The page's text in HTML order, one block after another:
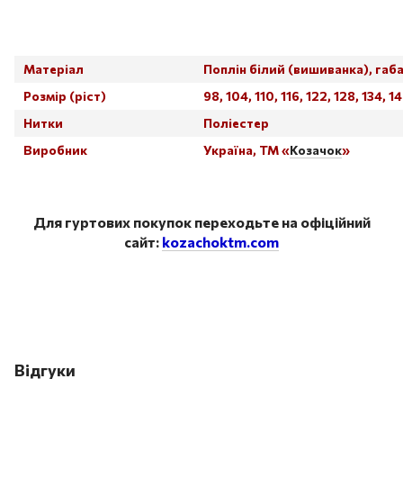
Матеріал
Поплін білий (вишиванка),
Розмір (ріст)
98, 104, 110, 116, 122, 128, 134,
Нитки
Поліестер
Виробник
Україна, ТМ «Козачок»
Для гуртових покупок переходьте на офіційний
сайт: kozachoktm.com
Відгуки